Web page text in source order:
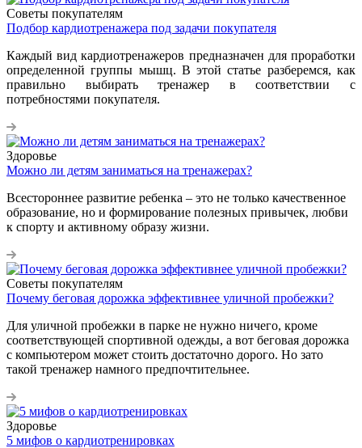
Советы покупателям
Подбор кардиотренажера под задачи покупателя
Каждый вид кардиотренажеров предназначен для проработки
определенной группы мышц. В этой статье разберемся, как
правильно выбирать тренажер в соответствии с
потребностями покупателя.
Здоровье
Можно ли детям заниматься на тренажерах?
Всестороннее развитие ребенка – это не только качественное
образование, но и формирование полезных привычек, любви
к спорту и активному образу жизни.
Советы покупателям
Почему беговая дорожка эффективнее уличной пробежки?
Для уличной пробежки в парке не нужно ничего, кроме
соответствующей спортивной одежды, а вот беговая дорожка
с компьютером может стоить достаточно дорого. Но зато
такой тренажер намного предпочтительнее.
Здоровье
5 мифов о кардиотренировках